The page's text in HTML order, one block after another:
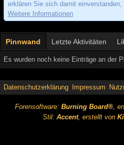
erklären Sie sich damit
Weitere Informationen
Pinnwand Letzte Aktivitäten
Es wurden noch keine Einträge an der
Datenschutzerklärung Impressum
Forensoftware: Burning Board®,
Stil: Accent, erstellt von